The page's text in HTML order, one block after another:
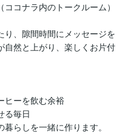
コナラ内のトークルーム）
、隙間時間にメッセージを
自然と上がり、楽しくお片付
ヒーを飲む余裕
る毎日
らしを一緒に作ります。